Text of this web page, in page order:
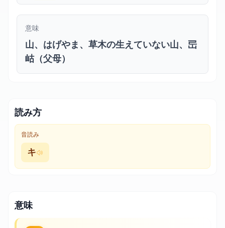
意味
山、はげやま、草木の生えていない山、㞯
岵（父母）
読み方
音読み
キ
意味